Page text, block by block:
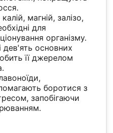
магній, залізо,
для
організму.
дев'ять основних
її джерелом
боротися з
запобігаючи